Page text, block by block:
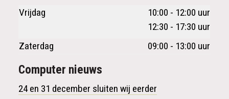
Vrijdag
10:00 - 12:00 uur
12:30 - 17:30 uur
Zaterdag
09:00 - 13:00 uur
Computer nieuws
24 en 31 december sluiten wij eerder